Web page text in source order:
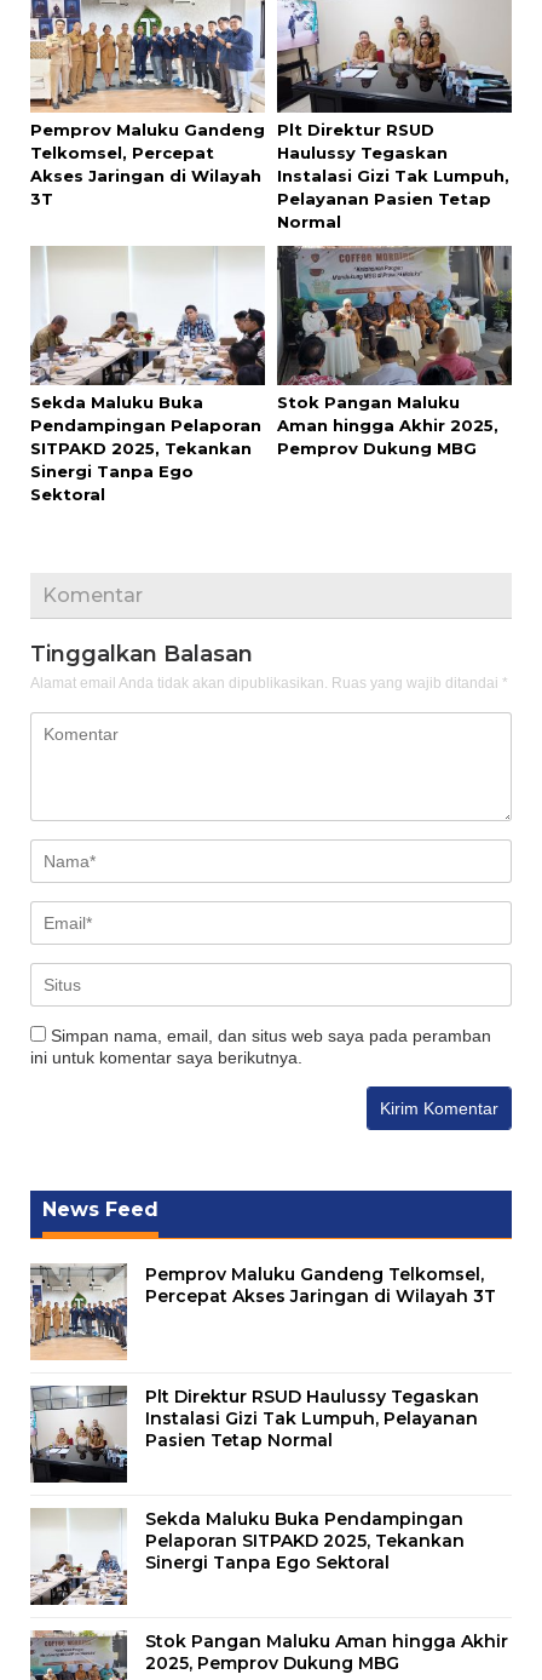
Pemprov Maluku Gandeng
Telkomsel, Percepat
Akses Jaringan di Wilayah
3T
Plt Direktur RSUD
Haulussy Tegaskan
Instalasi Gizi Tak Lumpuh,
Pelayanan Pasien Tetap
Normal
Sekda Maluku Buka
Pendampingan Pelaporan
SITPAKD 2025, Tekankan
Sinergi Tanpa Ego
Sektoral
Stok Pangan Maluku
Aman hingga Akhir 2025,
Pemprov Dukung MBG
Komentar
Tinggalkan Balasan
Alamat email Anda tidak akan dipublikasikan. Ruas yang wajib ditandai *
Simpan nama, email, dan situs web saya pada peramban
ini untuk komentar saya berikutnya.
News Feed
Pemprov Maluku Gandeng Telkomsel,
Percepat Akses Jaringan di Wilayah 3T
Plt Direktur RSUD Haulussy Tegaskan
Instalasi Gizi Tak Lumpuh, Pelayanan
Pasien Tetap Normal
Sekda Maluku Buka Pendampingan
Pelaporan SITPAKD 2025, Tekankan
Sinergi Tanpa Ego Sektoral
Stok Pangan Maluku Aman hingga Akhir
2025, Pemprov Dukung MBG